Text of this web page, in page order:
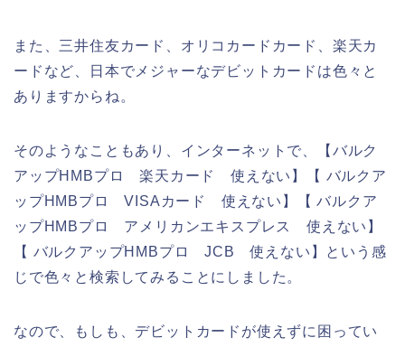
また、三井住友カード、オリコカードカード、楽天カ
ードなど、日本でメジャーなデビットカードは色々と
ありますからね。
そのようなこともあり、インターネットで、【バルク
アップHMBプロ 楽天カード 使えない】【 バルクア
ップHMBプロ VISAカード 使えない】【 バルクア
ップHMBプロ アメリカンエキスプレス 使えない】
【 バルクアップHMBプロ JCB 使えない】という感
じで色々と検索してみることにしました。
なので、もしも、デビットカードが使えずに困ってい